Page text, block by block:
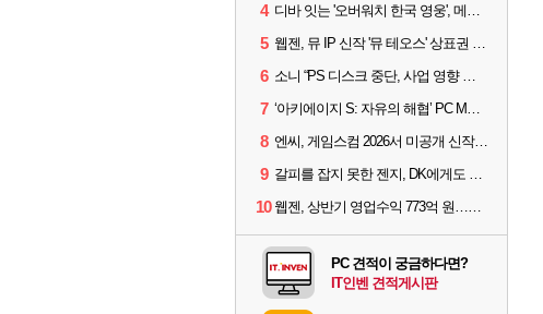
4 디바 잇는 '오버워치 한국 영웅', 메카 파일럿 디몬 나온다
5 웹젠, 뮤 IP 신작 '뮤 테오스' 상표권 출원
6 소니 “PS 디스크 중단, 사업 영향 없다”
7 ‘아키에이지 S: 자유의 해협’ PC MMORPG로 개발한다
8 엔씨, 게임스컴 2026서 미공개 신작 최초 공개
9 갈피를 잡지 못한 젠지, DK에게도 0:2 패배
10 웹젠, 상반기 영업수익 773억 원…순이익 89% 증가
PC 견적이 궁금하다면?
IT인벤 견적게시판